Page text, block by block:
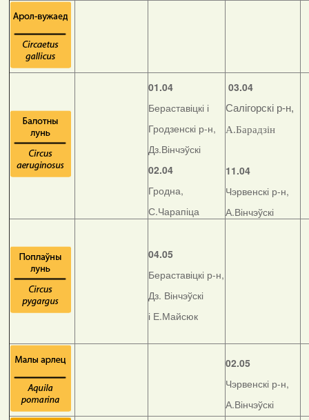
01.04
Бераставіцкі і
Гродзенскі р-н,
Дз.Вінчэўскі
02.04
Гродна,
С.Чарапіца
03.04
Салігорскі р-н,
А.Барадзін
11.04
Чэрвенскі р-н,
А.Вінчэўскі
04.05
Бераставіцкі р-н,
Дз. Вінчэўскі
і Е.Майсюк
02.05
Чэрвенскі р-н,
А.Вінчэўскі